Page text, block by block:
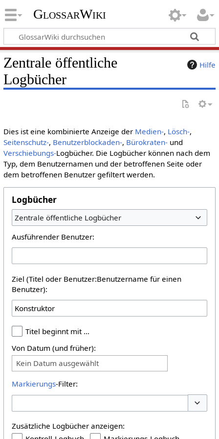
GlossarWiki
Hilfe
Zentrale öffentliche
Logbücher
Dies ist eine kombinierte Anzeige der Medien-, Lösch-,
Seitenschutz-, Benutzerblockaden-, Bürokraten-und
Verschiebungs-Logbücher. Die Logbücher können nach dem
Typ, dem Benutzernamen und der betroffenen Seite oder
dem betroffenen Benutzer gefiltert werden.
Logbücher
Zentrale öffentliche Logbücher
Ausführender Benutzer:
Ziel (Titel oder Benutzer:Benutzername für einen
Benutzer):
Titel beginnt mit …
Von Datum (und früher):
Kein Datum ausgewählt
Markierungs-Filter:
Zusätzliche Logbücher anzeigen: